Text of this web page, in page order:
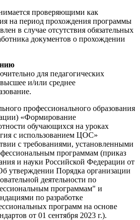
проверяющими как
на период прохождения программы
в случае отсутствия обязательных
документов о прохождении
для педагогических
и/или среднее
профессионального образования
«Формирование
обучающихся на уроках
с использованием ЦОС»
с требованиями, установленными
программам (приказ
и науки Российской Федерации от
утверждении Порядка организации
деятельности по
программам" и
по разработке
программ на основе
от 01 сентября 2023 г.).